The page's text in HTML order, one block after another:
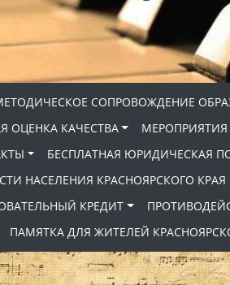
СОПРОВОЖДЕНИЕ
ОЦЕНКА КАЧЕСТВА МЕРОПРИЯТИЯ
БЕСПЛАТНАЯ ЮРИДИЧЕСКАЯ
НАСЕЛЕНИЯ КРАСНОЯРСКОГО КРАЯ
КРЕДИТ
ПАМЯТКА ДЛЯ ЖИТЕЛЕЙ